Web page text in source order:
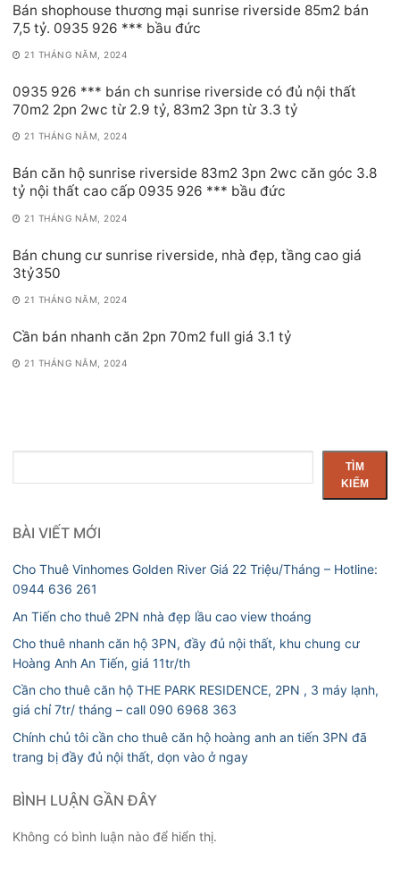
Bán shophouse thương mại sunrise riverside 85m2 bán
7,5 tỷ. 0935 926 *** bầu đức
21 THÁNG NĂM, 2024
0935 926 *** bán ch sunrise riverside có đủ nội thất
70m2 2pn 2wc từ 2.9 tỷ, 83m2 3pn từ 3.3 tỷ
21 THÁNG NĂM, 2024
Bán căn hộ sunrise riverside 83m2 3pn 2wc căn góc 3.8
tỷ nội thất cao cấp 0935 926 *** bầu đức
21 THÁNG NĂM, 2024
Bán chung cư sunrise riverside, nhà đẹp, tầng cao giá
3tỷ350
21 THÁNG NĂM, 2024
Cần bán nhanh căn 2pn 70m2 full giá 3.1 tỷ
21 THÁNG NĂM, 2024
kiếm
TÌM
KIẾM
BÀI VIẾT MỚI
Cho Thuê Vinhomes Golden River Giá 22 Triệu/Tháng – Hotline:
0944 636 261
An Tiến cho thuê 2PN nhà đẹp lầu cao view thoáng
Cho thuê nhanh căn hộ 3PN, đầy đủ nội thất, khu chung cư
Hoàng Anh An Tiến, giá 11tr/th
Cần cho thuê căn hộ THE PARK RESIDENCE, 2PN , 3 máy lạnh,
giá chỉ 7tr/ tháng – call 090 6968 363
Chính chủ tôi cần cho thuê căn hộ hoàng anh an tiến 3PN đã
trang bị đầy đủ nội thất, dọn vào ở ngay
BÌNH LUẬN GẦN ĐÂY
Không có bình luận nào để hiển thị.